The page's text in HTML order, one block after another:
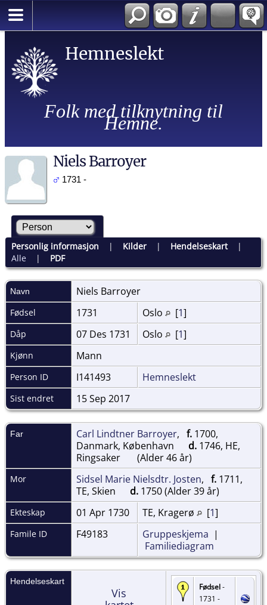
Hemneslekt
Folk med tilknytning til
Hemne.
Niels Barroyer
1731 -
Personlig informasjon | Kilder| Hendelseskart|
Alle| PDF
Navn Niels Barroyer
Fødsel 1731 Oslo [1]
Dåp 07 Des 1731 Oslo [1]
Kjønn Mann
Person ID I141493 Hemneslekt
Sist endret 15 Sep 2017
Far Carl Lindtner Barroyer, f. 1700,
Danmark, København
d. 1746, HE,
Ringsaker
(Alder 46 år)
Mor Sidsel Marie Nielsdtr. Josten, f. 1711,
TE, Skien
d. 1750 (Alder 39 år)
Ekteskap 01 Apr 1730 TE, Kragerø [1]
Famile ID F49183 Gruppeskjema |
Familiediagram
Hendelseskart
Vis
Fødsel-
1731 -